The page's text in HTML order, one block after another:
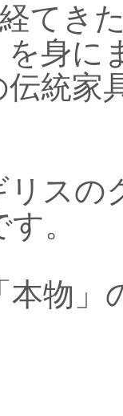
てき
身に
伝統家
リス
。
本物」